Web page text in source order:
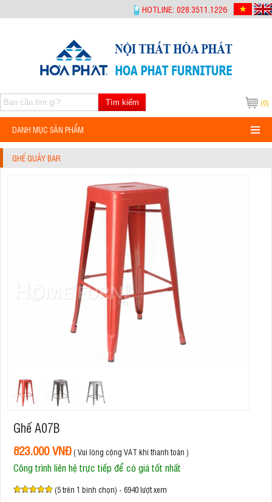
HOTLINE: 028.3511.1226
(0)
Tìm kiếm
DANH MỤC SẢN PHẨM
GHẾ QUẦY BAR
Ghế A07B
823.000 VNĐ( Vui lòng cộng VAT khi thanh toán )
Công trình liên hệ trực tiếp để có giá tốt nhất
(5 trên 1 bình chọn) - 6940 lượt xem